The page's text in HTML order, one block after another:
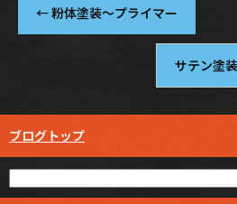
←粉体塗装～プライマー
サテン塗
ブログトップ